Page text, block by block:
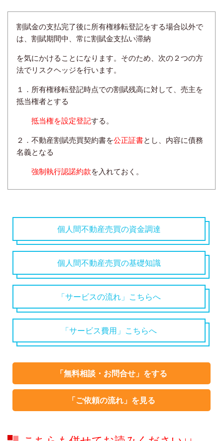
割賦金の支払完了後に所有権移転登記をする場合以外で
は、割賦期間中、常に割賦金支払い滞納
を気にかけることになります。そのため、次の２つの方
法でリスクヘッジを行います。
１．所有権移転登記時点での割賦残高に対して、売主を
抵当権者とする
抵当権を設定登記する。
２．不動産割賦売買契約書を公正証書とし、内容に債務
名義となる
強制執行認諾約款を入れておく。
個人間不動産売買の資金調達
個人間不動産売買の基礎知識
「サービスの流れ」こちらへ
「サービス費用」こちらへ
「無料相談・お問合せ」をする
「ご依頼の流れ」を見る